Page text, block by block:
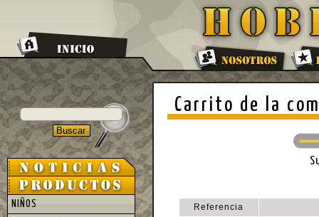
Carrito de la
Referencia
NIÑOS